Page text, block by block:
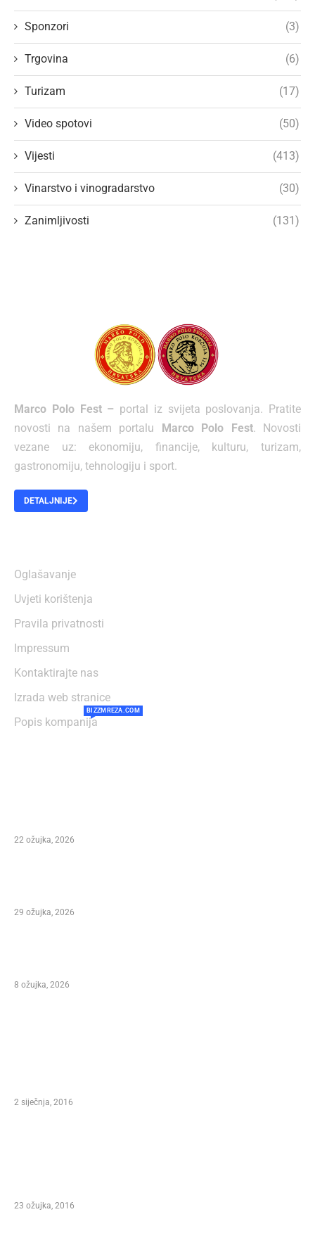
Sponzori (3)
Trgovina (6)
Turizam (17)
Video spotovi (50)
Vijesti (413)
Vinarstvo i vinogradarstvo (30)
Zanimljivosti (131)
Marco Polo Fest – portal iz svijeta poslovanja. Pratite
novosti na našem portalu Marco Polo Fest. Novosti
vezane uz: ekonomiju, financije, kulturu, turizam,
gastronomiju, tehnologiju i sport.
DETALJNIJE
Oglašavanje
Uvjeti korištenja
Pravila privatnosti
Impressum
Kontaktirajte nas
Izrada web stranice
Popis kompanija
BIZZMREZA.COM
22 ožujka, 2026
29 ožujka, 2026
8 ožujka, 2026
2 siječnja, 2016
23 ožujka, 2016